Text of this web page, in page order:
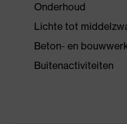
Onderhoud
Lichte tot
Beton- en
Buitenactiviteiten